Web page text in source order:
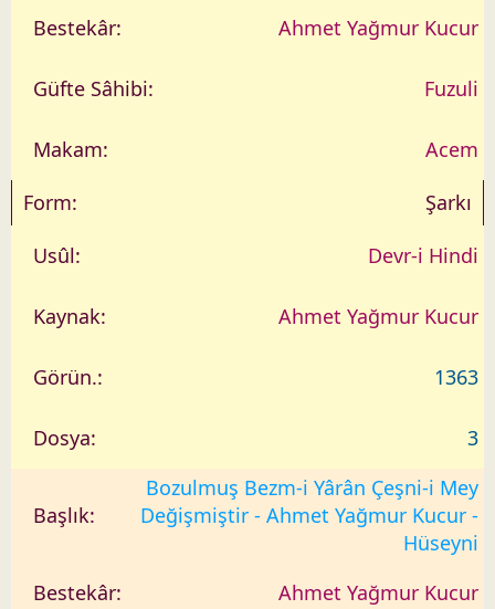
Ahmet Yağmur Kucur
Fuzuli
Acem
Şarkı
Devr-i Hindi
Ahmet Yağmur Kucur
1363
3
Bozulmuş Bezm-i Yârân Çeşni-i Mey
Değişmiştir - Ahmet Yağmur Kucur -
Hüseyni
Ahmet Yağmur Kucur